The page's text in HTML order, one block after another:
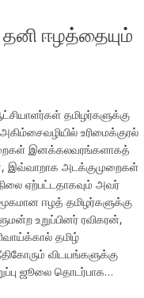
ஈழத்தையும்
தமிழர்களுக்கு
உரிமைக்குரல்
இனக்கலவரங்களாகத்
இவ்வாறாக அடக்குமுறைகள்
ஏற்பட்டதாகவும் அவர்
ஈழத் தமிழர்களுக்கு
உறுப்பினர் ரவிகரன்,
தமிழ்
விடயங்களுக்கு
ஜூலை தொடர்பாக…